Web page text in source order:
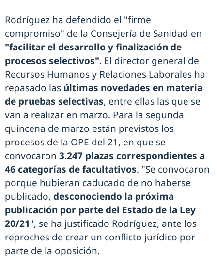
Rodríguez ha defendido el "firme
compromiso" de la Consejería de Sanidad en
"facilitar el desarrollo y finalización de
procesos selectivos". El director general de
Recursos Humanos y Relaciones Laborales ha
repasado las últimas novedades en materia
de pruebas selectivas, entre ellas las que se
van a realizar en marzo. Para la segunda
quincena de marzo están previstos los
procesos de la OPE del 21, en que se
convocaron 3.247 plazas correspondientes a
46 categorías de facultativos. "Se convocaron
porque hubieran caducado de no haberse
publicado, desconociendo la próxima
publicación por parte del Estado de la Ley
20/21", se ha justificado Rodríguez, ante los
reproches de crear un conflicto jurídico por
parte de la oposición.